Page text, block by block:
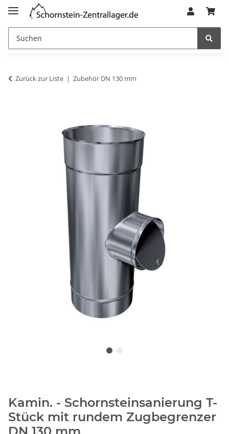
Zurück zur Liste Zubehör DN 130 mm
Kamin. - Schornsteinsanierung T-
Stück mit rundem Zugbegrenzer